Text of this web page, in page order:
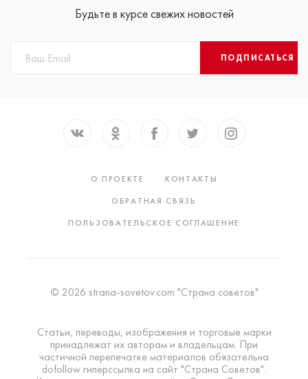
Будьте в курсе свежих новостей
ПОДПИСАТЬСЯ
О ПРОЕКТЕ
КОНТАКТЫ
ОБРАТНАЯ СВЯЗЬ
ПОЛЬЗОВАТЕЛЬСКОЕ СОГЛАШЕНИЕ
© 2026 strana-sovetov.com "Страна советов"
Статьи, переводы, изображения и торговые марки
принадлежат их авторам и владельцам. При
частичной перепечатке материалов обязательна
dofollow гиперссылка на сайт "Страна Советов".